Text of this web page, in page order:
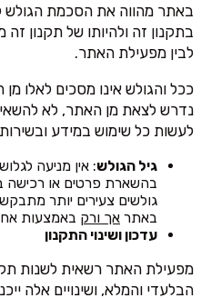
באתר מהווה את הסכמת הגולש
בתקנון זה ולהיותו של תקנון
לבין מפעילת האתר.
ככל והגולש אינו מסכים לאלו
נדרש לצאת מן האתר, לא
לעשות כל שימוש במידע
גיל הגולש: אין מניעה
גולשים צעירים יותר
באתר אך ורק באמצעות
עדכון ושינוי התקנון
מפעילת האתר רשאית לשנות
הבלעדי והמלא, ושינויים אלה